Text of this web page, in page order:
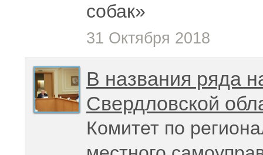
собак»
31 Октября 2018
В названия ряда
Свердловской
Комитет по